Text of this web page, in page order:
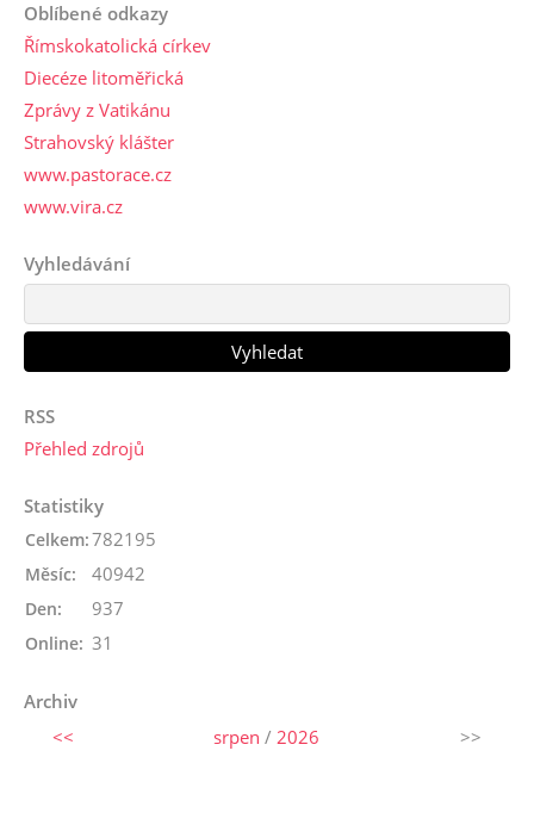
Oblíbené odkazy
Římskokatolická církev
Diecéze litoměřická
Zprávy z Vatikánu
Strahovský klášter
www.pastorace.cz
www.vira.cz
Vyhledávání
RSS
Přehled zdrojů
Statistiky
Online: 31
Celkem:782195
Měsíc: 40942
Den: 937
Archiv
<<
srpen / 2026 >>